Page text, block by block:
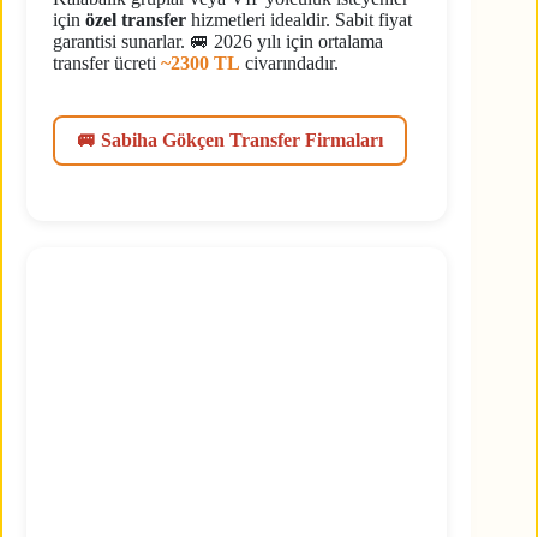
için özel transfer hizmetleri idealdir. Sabit fiyat
garantisi sunarlar. 🚐 2026 yılı için ortalama
transfer ücreti ~2300 TL civarındadır.
🚐 Sabiha Gökçen Transfer Firmaları